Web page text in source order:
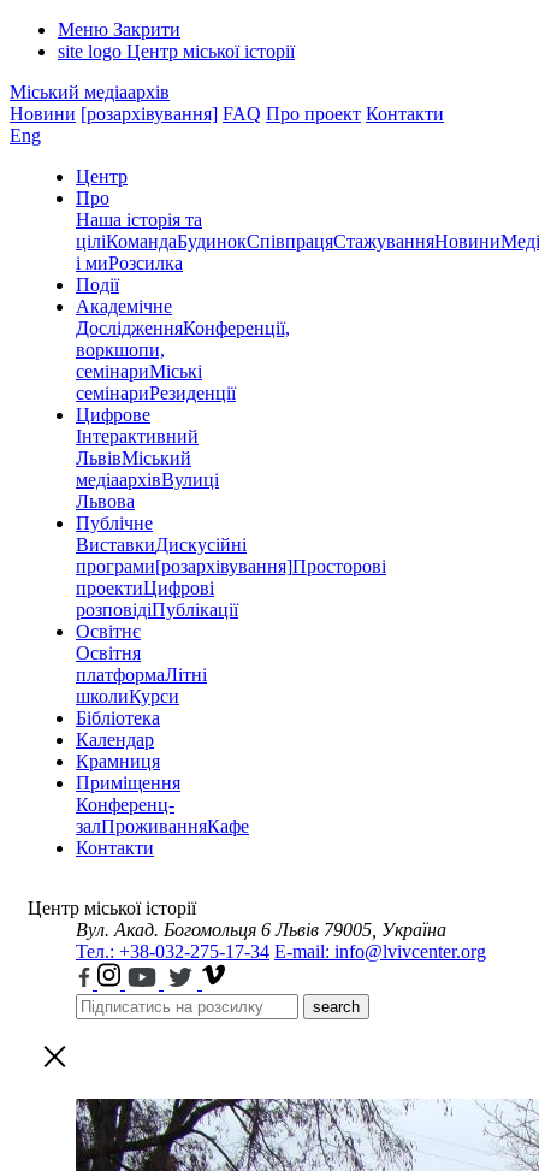
Меню Закрити
site logo Центр міської історії
Міський медіаархів
Новини [розархівування] FAQ Про проект Контакти
Eng
Центр
Про
Наша історія та
ціліКомандаБудинокСпівпрацяСтажуванняНовини
і миРозсилка
Події
Академічне
ДослідженняКонференції,
воркшопи,
семінариМіські
семінариРезиденції
Цифрове
Інтерактивний
ЛьвівМіський
медіаархівВулиці
Львова
Публічне
ВиставкиДискусійні
програми[розархівування]Просторові
проектиЦифрові
розповідіПублікації
Освітнє
Освітня
платформаЛітні
школиКурси
Бібліотека
Календар
Крамниця
Приміщення
Конференц-
залПроживанняКафе
Контакти
Центр міської історії
Вул. Акад. Богомольця 6 Львів 79005, Україна
Тел.: +38-032-275-17-34 E-mail: info@lvivcenter.org
search